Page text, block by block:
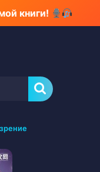
книги!